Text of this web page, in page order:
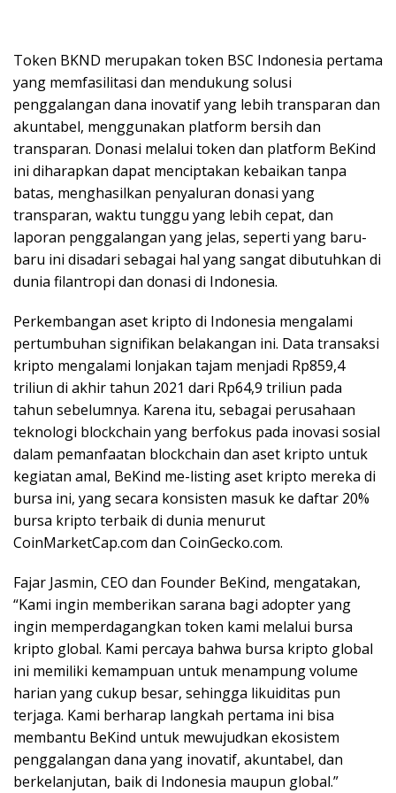
Token BKND merupakan token BSC Indonesia pertama
yang memfasilitasi dan mendukung solusi
penggalangan dana inovatif yang lebih transparan dan
akuntabel, menggunakan platform bersih dan
transparan. Donasi melalui token dan platform BeKind
ini diharapkan dapat menciptakan kebaikan tanpa
batas, menghasilkan penyaluran donasi yang
transparan, waktu tunggu yang lebih cepat, dan
laporan penggalangan yang jelas, seperti yang baru-
baru ini disadari sebagai hal yang sangat dibutuhkan di
dunia filantropi dan donasi di Indonesia.
Perkembangan aset kripto di Indonesia mengalami
pertumbuhan signifikan belakangan ini. Data transaksi
kripto mengalami lonjakan tajam menjadi Rp859,4
triliun di akhir tahun 2021 dari Rp64,9 triliun pada
tahun sebelumnya. Karena itu, sebagai perusahaan
teknologi blockchain yang berfokus pada inovasi sosial
dalam pemanfaatan blockchain dan aset kripto untuk
kegiatan amal, BeKind me-listing aset kripto mereka di
bursa ini, yang secara konsisten masuk ke daftar 20%
bursa kripto terbaik di dunia menurut
CoinMarketCap.com dan CoinGecko.com.
Fajar Jasmin, CEO dan Founder BeKind, mengatakan,
“Kami ingin memberikan sarana bagi adopter yang
ingin memperdagangkan token kami melalui bursa
kripto global. Kami percaya bahwa bursa kripto global
ini memiliki kemampuan untuk menampung volume
harian yang cukup besar, sehingga likuiditas pun
terjaga. Kami berharap langkah pertama ini bisa
membantu BeKind untuk mewujudkan ekosistem
penggalangan dana yang inovatif, akuntabel, dan
berkelanjutan, baik di Indonesia maupun global.”